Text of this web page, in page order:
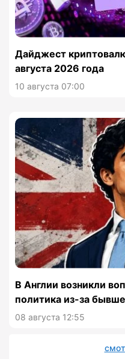
Дайджест
августа 2026 года
10 августа 07:00
В Англии возникли
политика из-за
08 августа 12:55